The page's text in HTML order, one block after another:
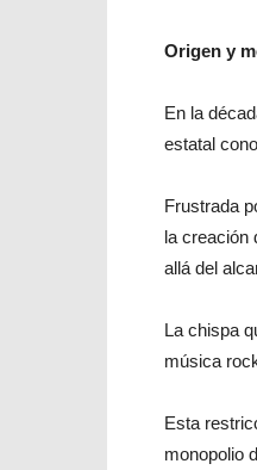
Origen y
En la
estatal
Frustrada
la creación
allá del
La chispa
música
Esta
monopolio